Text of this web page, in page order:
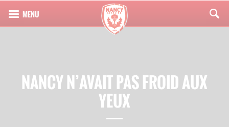
NANCY N’AVAIT PAS FROID AUX
YEUX